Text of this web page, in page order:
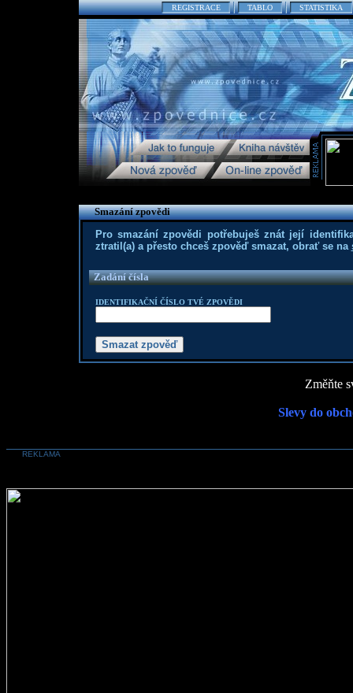
REGISTRACE TABLO STATISTIKA
Smazání zpovědi
Pro smazání zpovědi potřebuješ znát její
ztratil(a) a přesto chceš zpověď smazat, obrať se na
Zadání čísla
IDENTIFIKAČNÍ ČÍSLO TVÉ ZPOVĚDI
Změňte
Slevy do
REKLAMA